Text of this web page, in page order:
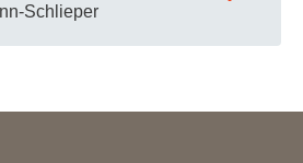
Schlieper